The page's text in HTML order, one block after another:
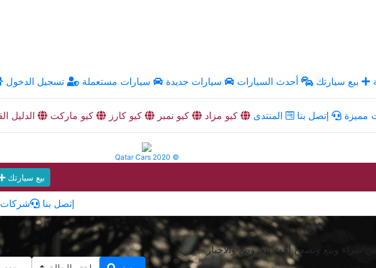
بيع سيارتك أحدث السيارات سيارات جديدة سيارات مستعملة تسجيل الدخول
مميزة إتصل بنا المنتدى كيو مزاد كيو نمبر كيو كارز كيو ماركت الدليل
Qatar Cars 2020 ©
بيع سيارتك
شركات إتصل بنا
شراء وبيع وتصفح أجدد العروض والأخبار